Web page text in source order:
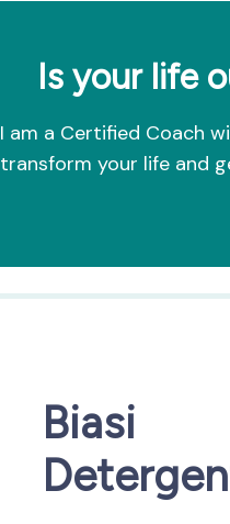
Is your life
I am a Certified Coach
transform your life and
Biasi